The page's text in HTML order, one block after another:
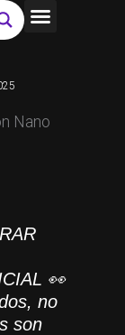
Nano
👀
no
son